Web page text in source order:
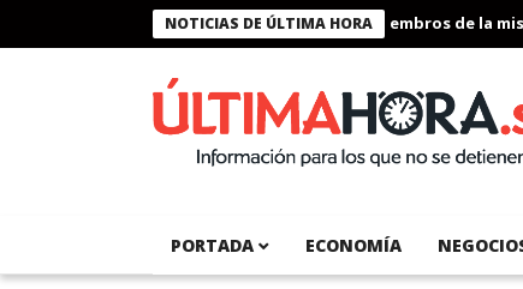
NOTICIAS DE ÚLTIMA HORA
Presidente Bukele condecora a miembros de la
PORTADA ECONOMÍA